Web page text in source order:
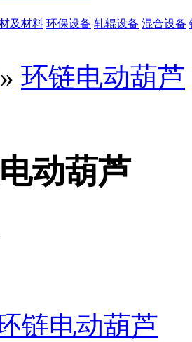
及材料 环保设备 轧辊设备 混合设备
» 环链电动葫芦
动葫芦
链电动葫芦